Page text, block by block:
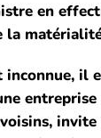
en
la
inconnue, il